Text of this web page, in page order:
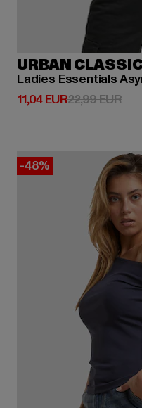
URBAN
Ladies Essentials
11,04 EUR
Derzeitiger Preis: 11,04
22,99 EUR
-48%